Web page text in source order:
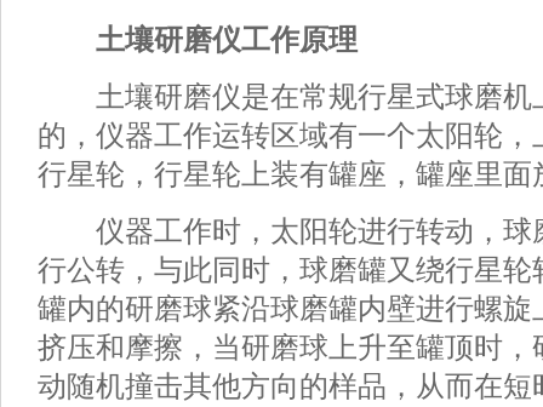
土壤研磨仪工作原理
土壤研磨仪是在常规行星式球磨机
的，仪器工作运转区域有一个太阳轮
行星轮，行星轮上装有罐座，罐座里面
仪器工作时，太阳轮进行转动，球
行公转，与此同时，球磨罐又绕行星轮
罐内的研磨球紧沿球磨罐内壁进行螺旋
挤压和摩擦，当研磨球上升至罐顶时，
动随机撞击其他方向的样品，从而在短